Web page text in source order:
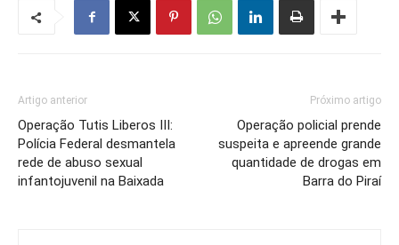
Artigo anterior
Operação Tutis Liberos III:
Polícia Federal desmantela
rede de abuso sexual
infantojuvenil na Baixada
Próximo artigo
Operação policial prende
suspeita e apreende grande
quantidade de drogas em
Barra do Piraí